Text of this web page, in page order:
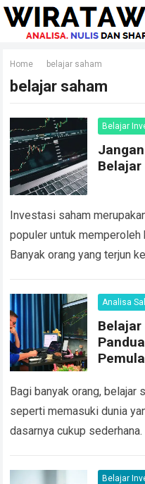
Home belajar saham
belajar saham
Belajar
Belajar
Investasi saham
populer untuk memperoleh
Banyak orang yang terjun
more
Analisa
Belajar
Pemula
Bagi banyak orang, belajar
seperti memasuki dunia
dasarnya cukup
sebuah…Read more
Belajar